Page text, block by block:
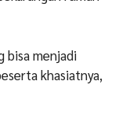
bisa menjadi
khasiatnya,